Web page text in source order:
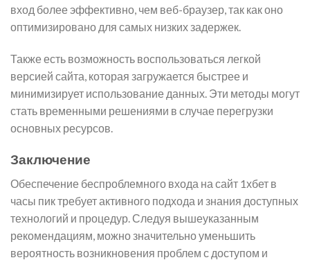
вход более эффективно, чем веб-браузер, так как оно
оптимизировано для самых низких задержек.
Также есть возможность воспользоваться легкой
версией сайта, которая загружается быстрее и
минимизирует использование данных. Эти методы могут
стать временными решениями в случае перегрузки
основных ресурсов.
Заключение
Обеспечение беспроблемного входа на сайт 1хбет в
часы пик требует активного подхода и знания доступных
технологий и процедур. Следуя вышеуказанным
рекомендациям, можно значительно уменьшить
вероятность возникновения проблем с доступом и